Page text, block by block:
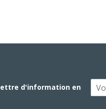
d'information en